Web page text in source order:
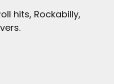
hits, Rockabilly,